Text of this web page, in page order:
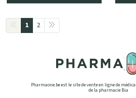
1 2
Pharmaone.be est le site de vente en ligne de
de la pharmacie Bia